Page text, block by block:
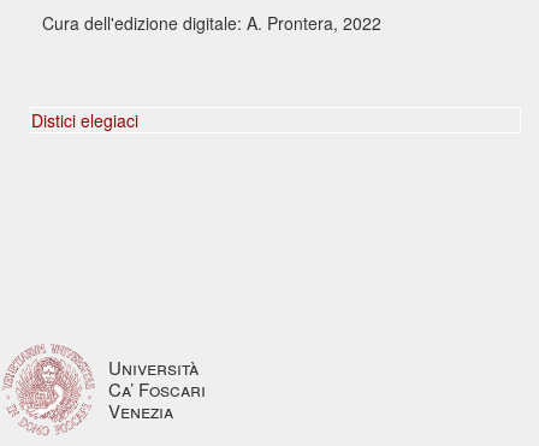
Cura dell'edizione digitale: A. Prontera, 2022
Distici elegiaci
Università
Ca’ Foscari
Venezia